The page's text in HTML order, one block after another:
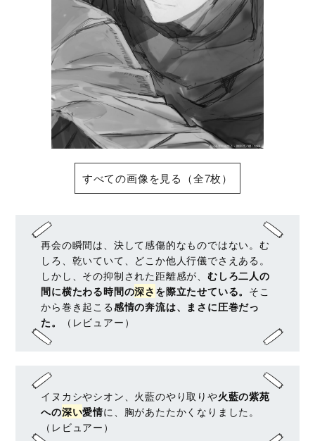
すべての画像を見る（全7枚）
再会の瞬間は、決して感傷的なものではない。む
しろ、乾いていて、どこか他人行儀でさえある。
しかし、その抑制された距離感が、むしろ二人の
間に横たわる時間の深さ を際立たせている。 そこ
から巻き起こる感情の奔流は、まさに圧巻だっ
た。
（レビュアー）
イヌカシやシオン、火藍のやり取りや火藍の紫苑
への深い愛情に、胸があたたかくなりました。
（レビュアー）